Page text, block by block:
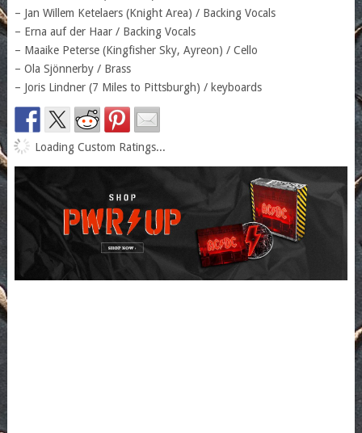
– Jan Willem Ketelaers (Knight Area) / Backing Vocals
– Erna auf der Haar / Backing Vocals
– Maaike Peterse (Kingfisher Sky, Ayreon) / Cello
– Ola Sjönnerby / Brass
– Joris Lindner (7 Miles to Pittsburgh) / keyboards
Loading Custom Ratings...